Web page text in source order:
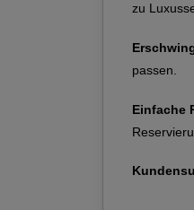
zu
passen.
Einfache